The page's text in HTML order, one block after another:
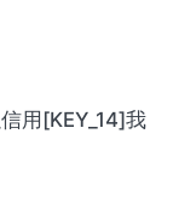
用[KEY_14]我